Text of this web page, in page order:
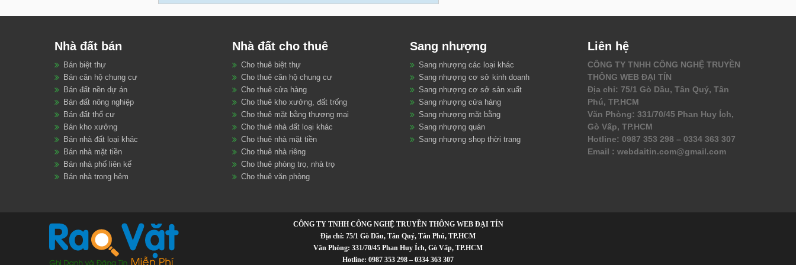
Nhà đất quý I/2020: Nguồn cung hiếm, lượng căn hộ bán ra thấp
Việt Nam giảm gần 1.000 ca nghi nhiễm
Nhà đất bán
Bán biệt thự
Bán căn hộ chung cư
Bán đất nền dự án
Bán đất nông nghiệp
Bán đất thổ cư
Bán kho xưởng
Bán nhà đất loại khác
Bán nhà mặt tiền
Bán nhà phố liên kế
Bán nhà trong hẻm
Nhà đất cho thuê
Cho thuê biệt thự
Cho thuê căn hộ chung cư
Cho thuê cửa hàng
Cho thuê kho xưởng, đất trống
Cho thuê mặt bằng thương mại
Cho thuê nhà đất loại khác
Cho thuê nhà mặt tiền
Cho thuê nhà riêng
Cho thuê phòng trọ, nhà trọ
Cho thuê văn phòng
Sang nhượng
Sang nhượng các loại khác
Sang nhượng cơ sở kinh doanh
Sang nhượng cơ sở sản xuất
Sang nhượng cửa hàng
Sang nhượng mặt bằng
Sang nhượng quán
Sang nhượng shop thời trang
Liên hệ
CÔNG TY TNHH CÔNG NGHỆ TRUYỀN
THÔNG WEB ĐẠI TÍN
Địa chỉ: 75/1 Gò Dầu, Tân Quý, Tân
Phú, TP.HCM
Văn Phòng: 331/70/45 Phan Huy Ích,
Gò Vấp, TP.HCM
Hotline: 0987 353 298 – 0334 363 307
Email : webdaitin.com@gmail.com
CÔNG TY TNHH CÔNG NGHỆ TRUYỀN THÔNG WEB ĐẠI TÍN
Địa chỉ: 75/1 Gò Dầu, Tân Quý, Tân Phú, TP.HCM
Văn Phòng: 331/70/45 Phan Huy Ích, Gò Vấp, TP.HCM
Hotline: 0987 353 298 – 0334 363 307